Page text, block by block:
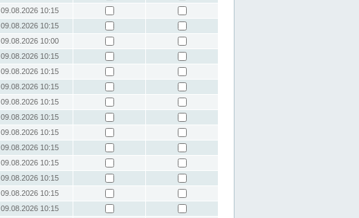
09.08.2026 10:15
09.08.2026 10:15
09.08.2026 10:00
09.08.2026 10:15
09.08.2026 10:15
09.08.2026 10:15
09.08.2026 10:15
09.08.2026 10:15
09.08.2026 10:15
09.08.2026 10:15
09.08.2026 10:15
09.08.2026 10:15
09.08.2026 10:15
09.08.2026 10:15